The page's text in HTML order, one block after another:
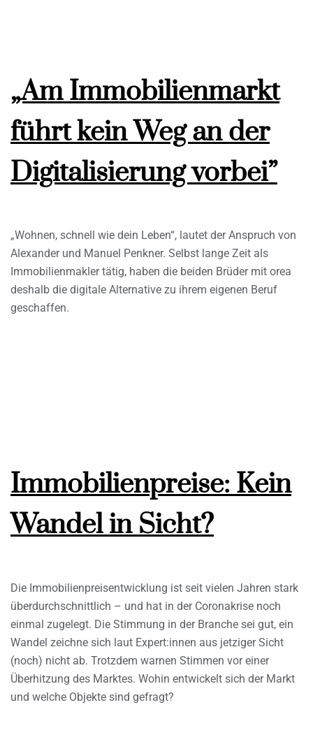
„Am Immobilienmarkt
führt kein Weg an der
Digitalisierung vorbei”
„Wohnen, schnell wie dein Leben“, lautet der Anspruch von
Alexander und Manuel Penkner. Selbst lange Zeit als
Immobilienmakler tätig, haben die beiden Brüder mit orea
deshalb die digitale Alternative zu ihrem eigenen Beruf
geschaffen.
Immobilienpreise: Kein
Wandel in Sicht?
Die Immobilienpreisentwicklung ist seit vielen Jahren stark
überdurchschnittlich – und hat in der Coronakrise noch
einmal zugelegt. Die Stimmung in der Branche sei gut, ein
Wandel zeichne sich laut Expert:innen aus jetziger Sicht
(noch) nicht ab. Trotzdem warnen Stimmen vor einer
Überhitzung des Marktes. Wohin entwickelt sich der Markt
und welche Objekte sind gefragt?